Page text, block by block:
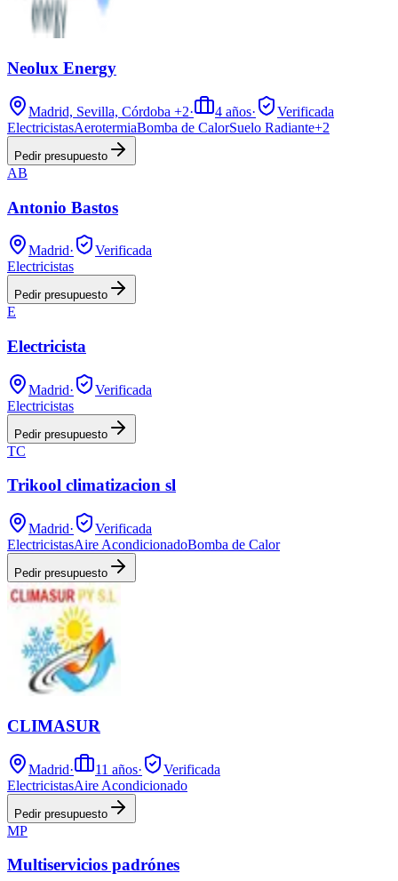
Neolux Energy
Madrid, Sevilla, Córdoba +2· 4 años·
Verificada
ElectricistasAerotermiaBomba de CalorSuelo Radiante+2
Pedir presupuesto
AB
Antonio Bastos
Madrid·
Verificada
Electricistas
Pedir presupuesto
E
Electricista
Madrid·
Verificada
Electricistas
Pedir presupuesto
TC
Trikool climatizacion sl
Madrid·
Verificada
ElectricistasAire AcondicionadoBomba de Calor
Pedir presupuesto
CLIMASUR
Madrid· 11 años·
Verificada
ElectricistasAire Acondicionado
Pedir presupuesto
MP
Multiservicios padrónes